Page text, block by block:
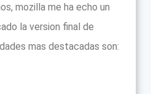
mozilla me ha echo un
la version final de
mas destacadas son: